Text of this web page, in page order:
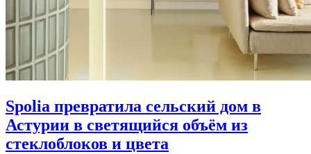
Spolia превратила сельский дом в
Астурии в светящийся объём из
стеклоблоков и цвета